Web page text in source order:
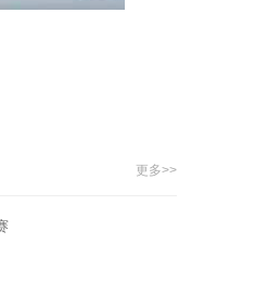
更多>>